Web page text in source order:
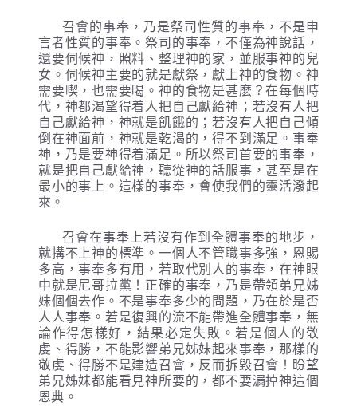
召會的事奉，乃是祭司性質的事奉，不是申
言者性質的事奉。祭司的事奉，不僅為神說話，
還要伺候神，照料、整理神的家，並服事神的兒
女。伺候神主要的就是獻祭，獻上神的食物。神
需要喫，也需要喝。神的食物是甚麽？在每個時
代，神都渴望得着人把自己獻給神；若沒有人把
自己獻給神，神就是飢餓的；若沒有人把自己傾
倒在神面前，神就是乾渴的，得不到滿足。事奉
神，乃是要神得着滿足。所以祭司首要的事奉，
就是把自己獻給神，聽從神的話服事，甚至是在
最小的事上。這樣的事奉，會使我們的靈活潑起
來。
召會在事奉上若沒有作到全體事奉的地步，
就搆不上神的標準。一個人不管職事多強，恩賜
多高，事奉多有用，若取代別人的事奉，在神眼
中就是尼哥拉黨！正確的事奉，乃是帶領弟兄姊
妹個個去作。不是事奉多少的問題，乃在於是否
人人事奉。若是復興的流不能帶進全體事奉，無
論作得怎樣好，結果必定失敗。若是個人的敬
虔、得勝，不能影響弟兄姊妹起來事奉，那樣的
敬虔、得勝不是建造召會，反而拆毀召會！盼望
弟兄姊妹都能看見神所要的，都不要漏掉神這個
恩典。